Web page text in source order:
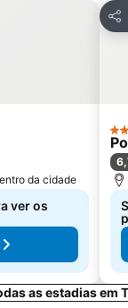
da cidade
ver os
2
as estadias em